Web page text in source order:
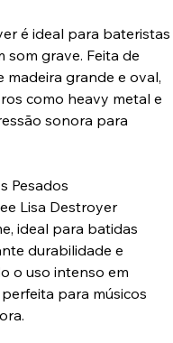
é ideal para bateristas
som grave. Feita de
madeira grande e oval,
como heavy metal e
sonora para
Pesados
Lisa Destroyer
ideal para batidas
durabilidade e
o uso intenso em
para músicos